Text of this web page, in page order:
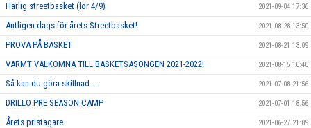
Härlig streetbasket (lör 4/9) 2021-09-04 17:36
Äntligen dags för årets Streetbasket! 2021-08-28 13:50
PROVA PÅ BASKET 2021-08-21 13:09
VARMT VÄLKOMNA TILL BASKETSÄSONGEN 2021-2022! 2021-08-15 10:40
Så kan du göra skillnad..... 2021-07-08 21:56
DRILLO PRE SEASON CAMP 2021-07-01 18:56
Årets pristagare 2021-06-27 21:09